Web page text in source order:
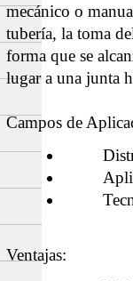
mecánico o
tubería, la toma
forma que se
lugar a una junta
Campos de
Ventajas: